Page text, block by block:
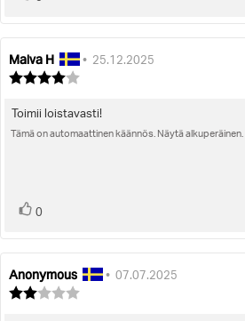
Arvostelun
kirjoittaja:
Malva H • Arvostelun
25.12.2025
5:sta
tähdestä
Arvostelun
teksti:
Toimii loistavasti!
Tämä on automaattinen käännös. Näytä alkuperäinen.
Äänestä
0
Arvostelun
kirjoittaja:
Anonymous • Arvostelun
07.07.2025